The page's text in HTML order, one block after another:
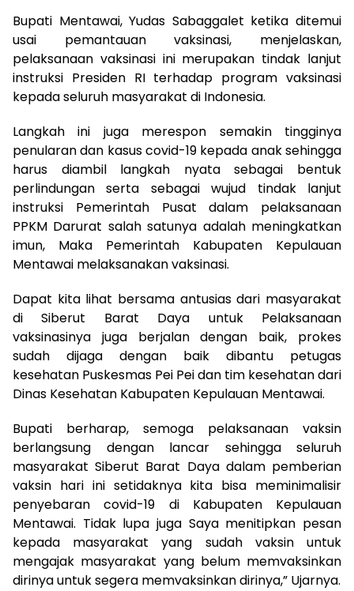
Bupati Mentawai, Yudas Sabaggalet ketika ditemui
usai pemantauan vaksinasi, menjelaskan,
pelaksanaan vaksinasi ini merupakan tindak lanjut
instruksi Presiden RI terhadap program vaksinasi
kepada seluruh masyarakat di Indonesia.
Langkah ini juga merespon semakin tingginya
penularan dan kasus covid-19 kepada anak sehingga
harus diambil langkah nyata sebagai bentuk
perlindungan serta sebagai wujud tindak lanjut
instruksi Pemerintah Pusat dalam pelaksanaan
PPKM Darurat salah satunya adalah meningkatkan
imun, Maka Pemerintah Kabupaten Kepulauan
Mentawai melaksanakan vaksinasi.
Dapat kita lihat bersama antusias dari masyarakat
di Siberut Barat Daya untuk Pelaksanaan
vaksinasinya juga berjalan dengan baik, prokes
sudah dijaga dengan baik dibantu petugas
kesehatan Puskesmas Pei Pei dan tim kesehatan dari
Dinas Kesehatan Kabupaten Kepulauan Mentawai.
Bupati berharap, semoga pelaksanaan vaksin
berlangsung dengan lancar sehingga seluruh
masyarakat Siberut Barat Daya dalam pemberian
vaksin hari ini setidaknya kita bisa meminimalisir
penyebaran covid-19 di Kabupaten Kepulauan
Mentawai. Tidak lupa juga Saya menitipkan pesan
kepada masyarakat yang sudah vaksin untuk
mengajak masyarakat yang belum memvaksinkan
dirinya untuk segera memvaksinkan dirinya,” Ujarnya.